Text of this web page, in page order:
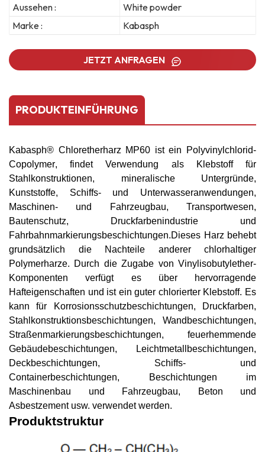
Aussehen :
White powder
Marke :
Kabasph
JETZT ANFRAGEN
PRODUKTEINFÜHRUNG
Kabasph® Chloretherharz MP60 ist ein Polyvinylchlorid-
Copolymer, findet Verwendung als Klebstoff für
Stahlkonstruktionen, mineralische Untergründe,
Kunststoffe, Schiffs- und Unterwasseranwendungen,
Maschinen- und Fahrzeugbau, Transportwesen,
Bautenschutz, Druckfarbenindustrie und
Fahrbahnmarkierungsbeschichtungen.Dieses Harz behebt
grundsätzlich die Nachteile anderer chlorhaltiger
Polymerharze. Durch die Zugabe von Vinylisobutylether-
Komponenten verfügt es über hervorragende
Hafteigenschaften und ist ein guter chlorierter Klebstoff. Es
kann für Korrosionsschutzbeschichtungen, Druckfarben,
Stahlkonstruktionsbeschichtungen, Wandbeschichtungen,
Straßenmarkierungsbeschichtungen, feuerhemmende
Gebäudebeschichtungen, Leichtmetallbeschichtungen,
Deckbeschichtungen, Schiffs- und
Containerbeschichtungen, Beschichtungen im
Maschinenbau und Fahrzeugbau, Beton und
Asbestzement usw. verwendet werden.
Produktstruktur